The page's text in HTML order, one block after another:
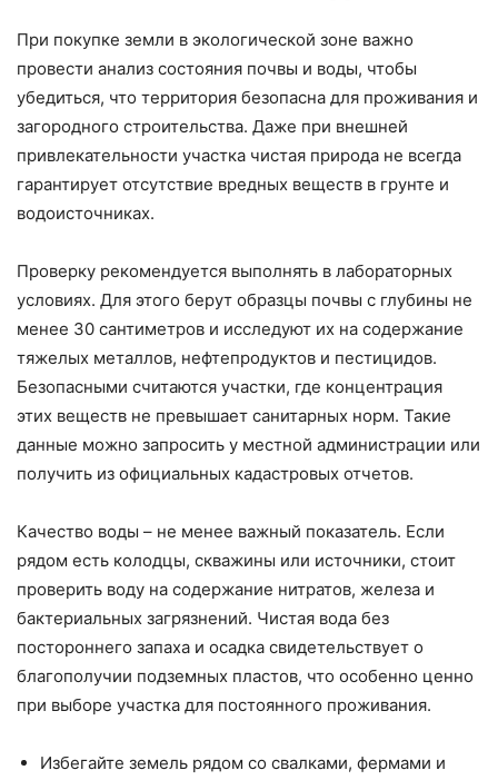
При покупке земли в экологической зоне важно
провести анализ состояния почвы и воды, чтобы
убедиться, что территория безопасна для проживания и
загородного строительства. Даже при внешней
привлекательности участка чистая природа не всегда
гарантирует отсутствие вредных веществ в грунте и
водоисточниках.
Проверку рекомендуется выполнять в лабораторных
условиях. Для этого берут образцы почвы с глубины не
менее 30 сантиметров и исследуют их на содержание
тяжелых металлов, нефтепродуктов и пестицидов.
Безопасными считаются участки, где концентрация
этих веществ не превышает санитарных норм. Такие
данные можно запросить у местной администрации или
получить из официальных кадастровых отчетов.
Качество воды – не менее важный показатель. Если
рядом есть колодцы, скважины или источники, стоит
проверить воду на содержание нитратов, железа и
бактериальных загрязнений. Чистая вода без
постороннего запаха и осадка свидетельствует о
благополучии подземных пластов, что особенно ценно
при выборе участка для постоянного проживания.
Избегайте земель рядом со свалками, фермами и